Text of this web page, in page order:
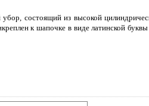
состоящий из высокой
к шапочке в виде латинской